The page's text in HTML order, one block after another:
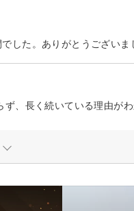
した。ありがとうございま